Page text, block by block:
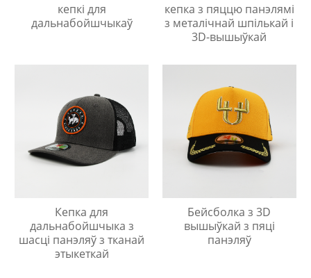
кепкі для
дальнабойшчыкаў
кепка з пяццю панэлямі
з металічнай шпількай і
3D-вышыўкай
Кепка для
дальнабойшчыка з
шасці панэляў з тканай
этыкеткай
Бейсболка з 3D
вышыўкай з пяці
панэляў